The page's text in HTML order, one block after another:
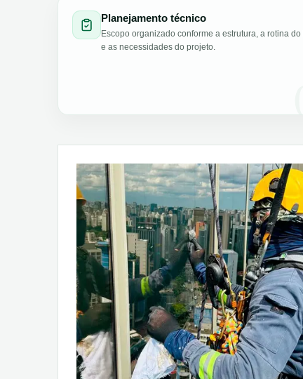
Planejamento técnico
Escopo organizado conforme a estrutura, a rotina do
e as necessidades do projeto.